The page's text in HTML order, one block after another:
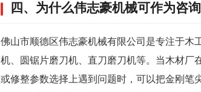
四、为什么伟志豪机械可作为咨
佛山市顺德区伟志豪机械有限公司是专注于木
机、圆锯片磨刀机、直刀磨刀机等。当木材厂
或修整参数选择上遇到问题时，可以把金刚笔